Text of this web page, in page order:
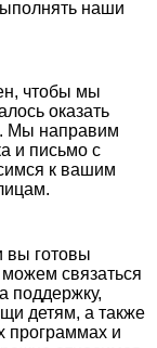
наши
чтобы мы
оказать
Мы направим
и письмо с
к вашим
вы готовы
связаться
поддержку,
детям, а также
программах и